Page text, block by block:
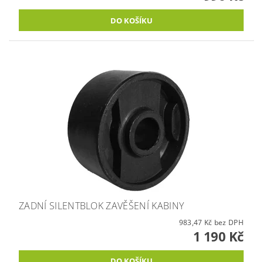
ZADNÍ SILENTBLOK ZAVĚŠENÍ KABINY
983,47 Kč bez DPH
1 190 Kč